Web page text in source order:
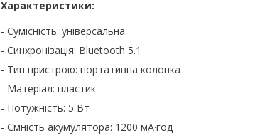
Характеристики:
- Сумісність: універсальна
- Синхронізація: Bluetooth 5.1
- Тип пристрою: портативна колонка
- Матеріал: пластик
- Потужність: 5 Вт
- Ємність акумулятора: 1200 мА·год